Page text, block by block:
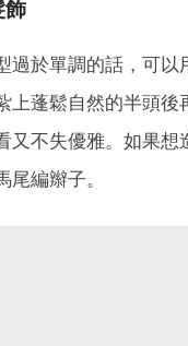
飾
過於單調的話，可以
上蓬鬆自然的半頭後
又不失優雅。如果想
編辮子。